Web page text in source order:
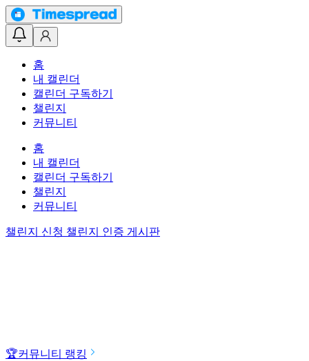
홈
내 캘린더
캘린더 구독하기
챌린지
커뮤니티
홈
내 캘린더
캘린더 구독하기
챌린지
커뮤니티
챌린지 신청 챌린지 인증 게시판
🏆커뮤니티 랭킹